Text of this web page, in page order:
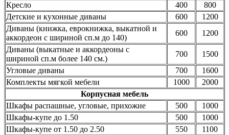
Кресло
400
800
Детские и кухонные диваны
600
1200
Диваны (книжка, еврокнижка, выкатной и
аккордеон с шириной сп.м до 140)
600
1200
Диваны (выкатные и аккордеоны с
шириной сп.м более 140 см.)
700
1500
Угловые диваны
700
1600
Комплекты мягкой мебели
1000
2000
Корпусная мебель
Шкафы распашные, угловые, прихожие
500
1000
Шкафы-купе до 1.50
500
1000
Шкафы-купе от 1.50 до 2.50
550
1100